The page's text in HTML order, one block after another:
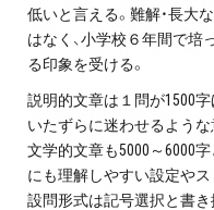
低いと言える。難解・長大
はなく、小学校６年間で
る印象を受ける。
説明的文章は１問が1500
いたずらに迷わせるような
文学的文章も5000～6000
にも理解しやすい設定やス
設問形式は記号選択と書き